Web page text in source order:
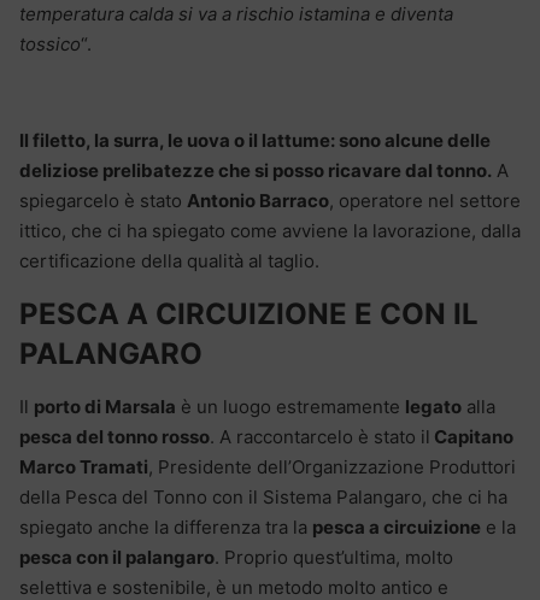
temperatura calda si va a rischio istamina e diventa
tossico“.
Il filetto, la surra, le uova o il lattume: sono alcune delle
deliziose prelibatezze che si posso ricavare dal tonno. A
spiegarcelo è stato Antonio Barraco, operatore nel settore
ittico, che ci ha spiegato come avviene la lavorazione, dalla
certificazione della qualità al taglio.
PESCA A CIRCUIZIONE E CON IL
PALANGARO
Il porto di Marsala è un luogo estremamente legato alla
pesca del tonno rosso. A raccontarcelo è stato il Capitano
Marco Tramati, Presidente dell’Organizzazione Produttori
della Pesca del Tonno con il Sistema Palangaro, che ci ha
spiegato anche la differenza tra la pesca a circuizione e la
pesca con il palangaro. Proprio quest’ultima, molto
selettiva e sostenibile, è un metodo molto antico e